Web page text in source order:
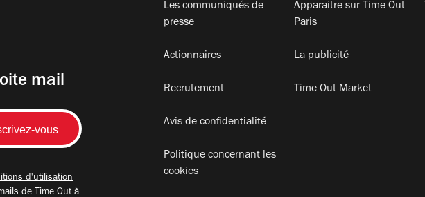
mail
d'utilisation
de Time Out à
Les communiqués de
presse
Actionnaires
Recrutement
Avis de confidentialité
Politique concernant les
cookies
Apparaitre sur Time Out
Paris
La publicité
Time Out Market